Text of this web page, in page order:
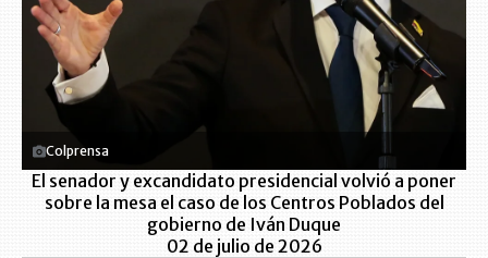
Colprensa
El senador y excandidato presidencial volvió a poner
sobre la mesa el caso de los Centros Poblados del
gobierno de Iván Duque
02 de julio de 2026